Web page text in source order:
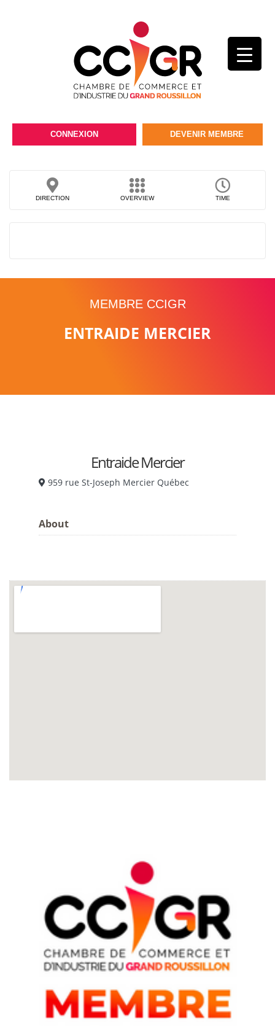
CONNEXION DEVENIR MEMBRE
DIRECTION OVERVIEW TIME
MEMBRE CCIGR
ENTRAIDE MERCIER
Entraide Mercier
959 rue St-Joseph Mercier Québec
About